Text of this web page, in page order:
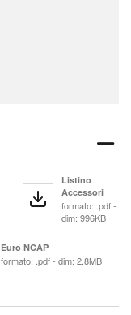
Listino
Accessori
formato: .pdf -
dim: 996KB
Euro NCAP
formato: .pdf - dim: 2.8MB